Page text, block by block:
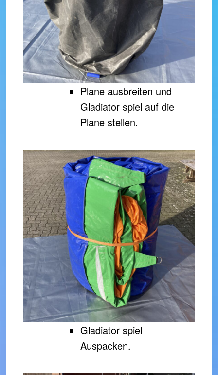
Plane ausbreiten und
Gladiator spiel auf die
Plane stellen.
Gladiator spiel
Auspacken.